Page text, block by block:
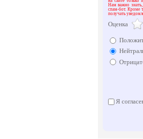
Нам важно
спам-бот. Кроме
получать
Оценка
Я